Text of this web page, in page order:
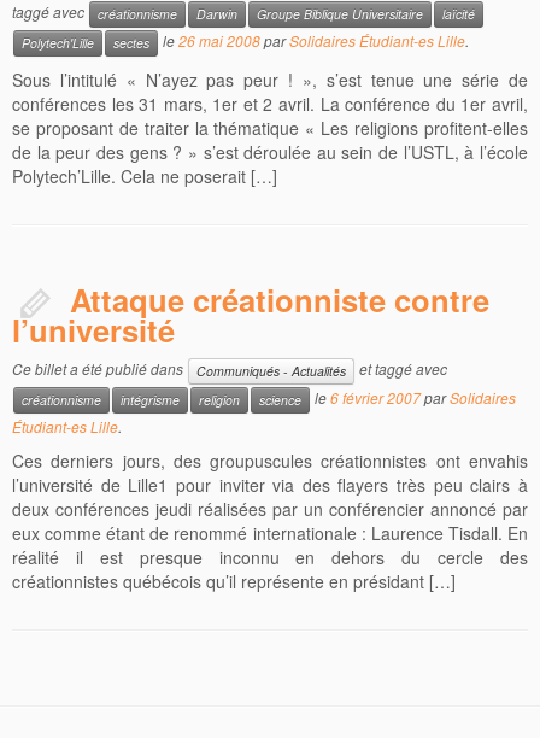
taggé avec
créationnisme Darwin Groupe Biblique Universitaire
laïcité
Polytech'Lille
sectes le26 mai 2008parSolidaires Étudiant-es Lille.
Sous l’intitulé « N’ayez pas peur ! », s’est tenue une série de
conférences les 31 mars, 1er et 2 avril. La conférence du 1er avril,
se proposant de traiter la thématique « Les religions profitent-elles
de la peur des gens ? » s’est déroulée au sein de l’USTL, à l’école
Polytech’Lille. Cela ne poserait […]
Attaque créationniste contre
l’université
Ce billet a été publié dans Communiqués - Actualités et taggé avec
créationnisme intégrisme religion science le6 février 2007parSolidaires
Étudiant-es Lille.
Ces derniers jours, des groupuscules créationnistes ont envahis
l’université de Lille1 pour inviter via des flayers très peu clairs à
deux conférences jeudi réalisées par un conférencier annoncé par
eux comme étant de renommé internationale : Laurence Tisdall. En
réalité il est presque inconnu en dehors du cercle des
créationnistes québécois qu’il représente en présidant […]